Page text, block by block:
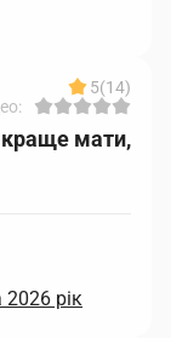
5(14)
краще мати,
2026 рік